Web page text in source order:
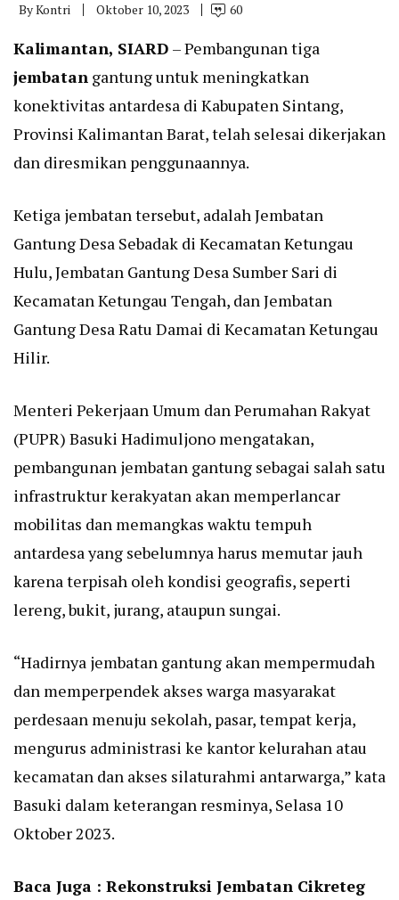
ByKontri Oktober 10, 2023 60
Kalimantan, SIARD – Pembangunan tiga
jembatan gantung untuk meningkatkan
konektivitas antardesa di Kabupaten Sintang,
Provinsi Kalimantan Barat, telah selesai dikerjakan
dan diresmikan penggunaannya.
Ketiga jembatan tersebut, adalah Jembatan
Gantung Desa Sebadak di Kecamatan Ketungau
Hulu, Jembatan Gantung Desa Sumber Sari di
Kecamatan Ketungau Tengah, dan Jembatan
Gantung Desa Ratu Damai di Kecamatan Ketungau
Hilir.
Menteri Pekerjaan Umum dan Perumahan Rakyat
(PUPR) Basuki Hadimuljono mengatakan,
pembangunan jembatan gantung sebagai salah satu
infrastruktur kerakyatan akan memperlancar
mobilitas dan memangkas waktu tempuh
antardesa yang sebelumnya harus memutar jauh
karena terpisah oleh kondisi geografis, seperti
lereng, bukit, jurang, ataupun sungai.
“Hadirnya jembatan gantung akan mempermudah
dan memperpendek akses warga masyarakat
perdesaan menuju sekolah, pasar, tempat kerja,
mengurus administrasi ke kantor kelurahan atau
kecamatan dan akses silaturahmi antarwarga,” kata
Basuki dalam keterangan resminya, Selasa 10
Oktober 2023.
Baca Juga : Rekonstruksi Jembatan Cikreteg